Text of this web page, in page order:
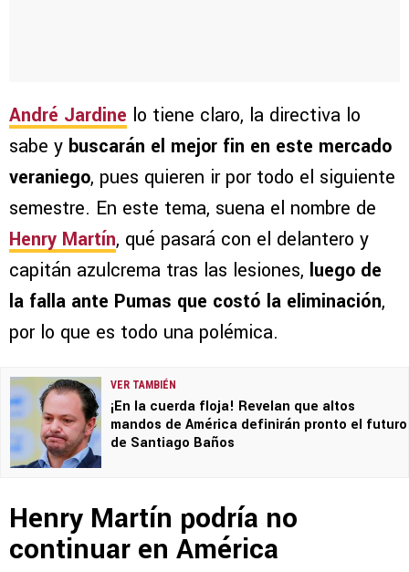
André Jardine lo tiene claro, la directiva lo
sabe y buscarán el mejor fin en este mercado
veraniego, pues quieren ir por todo el siguiente
semestre. En este tema, suena el nombre de
Henry Martín, qué pasará con el delantero y
capitán azulcrema tras las lesiones, luego de
la falla ante Pumas que costó la eliminación,
por lo que es todo una polémica.
VER TAMBIÉN
¡En la cuerda floja! Revelan que altos
mandos de América definirán pronto el futuro
de Santiago Baños
Henry Martín podría no
continuar en América